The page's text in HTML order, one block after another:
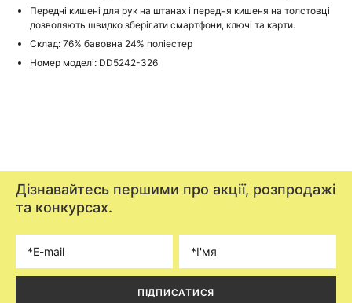
Передні кишені для рук на штанах і передня кишеня на толстовці
дозволяють швидко зберігати смартфони, ключі та карти.
Склад: 76% бавовна 24% поліестер
Номер моделі: DD5242-326
Дізнавайтесь першими про акції, розпродажі
та конкурсах.
ПІДПИСАТИСЯ